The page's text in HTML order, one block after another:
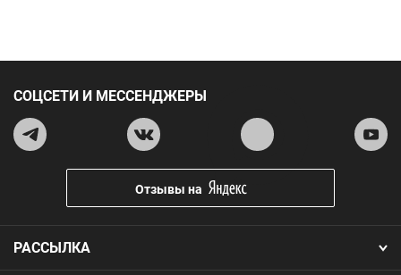
РАССЫЛКА
СОЦСЕТИ И МЕССЕНДЖЕРЫ
Отзывы на